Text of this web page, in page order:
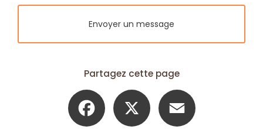
Envoyer un message
Partagez cette page
Facebook